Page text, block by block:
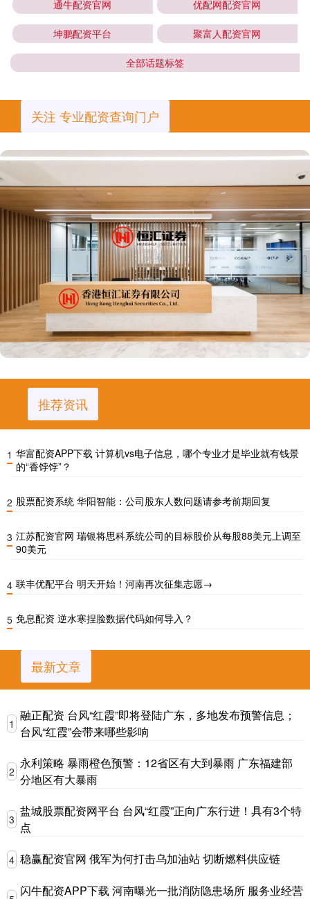
通牛配资官网 优配网配资官网
坤鹏配资平台 聚富人配资官网
全部话题标签
关注 专业配资查询门户
推荐资讯
1 华富配资APP下载 计算机vs电子信息，哪个专业才是毕业就有钱景
的“香饽饽”？
2 股票配资系统 华阳智能：公司股东人数问题请参考前期回复
3 江苏配资官网 瑞银将思科系统公司的目标股价从每股88美元上调至
90美元
4 联丰优配平台 明天开始！河南再次征集志愿→
5 免息配资 逆水寒捏脸数据代码如何导入？
最新文章
1
融正配资 台风“红霞”即将登陆广东，多地发布预警信息；
台风“红霞”会带来哪些影响
2
永利策略 暴雨橙色预警：12省区有大到暴雨 广东福建部
分地区有大暴雨
3
盐城股票配资网平台 台风“红霞”正向广东行进！具有3个特
点
4 稳赢配资官网 俄军为何打击乌加油站 切断燃料供应链
闪牛配资APP下载 河南曝光一批消防隐患场所 服务业经营